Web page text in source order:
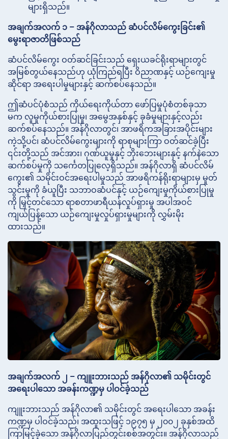
များရှိသည်။
အချက်အလက် ၁ – အန်ဂိုလာသည် ဆံပင်လိမ်ကွေးခြင်း၏
မွေးရာဇာတိဖြစ်သည်
ဆံပင်လိမ်ကွေး ဝတ်ဆင်ခြင်းသည် ရှေးယခင်ရိုးရာများတွင်
အမြစ်တွယ်နေသည်ဟု ယုံကြည်ရပြီး ဝိညာဏနှင့် ယဉ်ကျေးမှု
ဆိုင်ရာ အရေးပါမှုများနှင့် ဆက်စပ်နေသည်။
ဤဆံပင်ပုံစံသည် ကိုယ်ရေးကိုယ်တာ ဖော်ပြမှုပုံစံတစ်ခုသာ
မက လူမှုကိုယ်စားပြုမှု၊ အမွေအနှစ်နှင့် ခုခံမှုများနှင့်လည်း
ဆက်စပ်နေသည်။ အန်ဂိုလာတွင်၊ အာဖရိကအခြားအပိုင်းများ
ကဲ့သို့ပင်၊ ဆံပင်လိမ်ကွေးများကို ရာစုများကြာ ဝတ်ဆင်ခဲ့ပြီး
၎င်းတို့သည် အင်အား၊ ဂုဏ်ယူမှုနှင့် ဘိုးဘေးများနှင့် နက်နဲသော
ဆက်စပ်မှုကို သင်္ကေတပြုလေ့ရှိသည်။ အန်ဂိုလာရှိ ဆံပင်လိမ်
ကွေး၏ သမိုင်းဝင်အရေးပါမှုသည် အာဖရိကန်ရိုးရာများမှ မှုတ်
သွင်းမှုကို ခံယူပြီး သဘာဝဆံပင်နှင့် ယဉ်ကျေးမှုကိုယ်စားပြုမှု
ကို မြှင့်တင်သော ရာစတာဖာရီယန်လှုပ်ရှားမှု အပါအဝင်
ကျယ်ပြန့်သော ယဉ်ကျေးမှုလှုပ်ရှားမှုများကို လွှမ်းမိုး
ထားသည်။
အချက်အလက် ၂ – ကျူးဘားသည် အန်ဂိုလာ၏ သမိုင်းတွင်
အရေးပါသော အခန်းကဏ္ဍမှ ပါဝင်ခဲ့သည်
ကျူးဘားသည် အန်ဂိုလာ၏ သမိုင်းတွင် အရေးပါသော အခန်း
ကဏ္ဍမှ ပါဝင်ခဲ့သည်၊ အထူးသဖြင့် ၁၉၇၅ မှ ၂၀၀၂ ခုနှစ်အထိ
ကြာမြင့်ခဲ့သော အန်ဂိုလာပြည်တွင်းစစ်အတွင်း။ အန်ဂိုလာသည်